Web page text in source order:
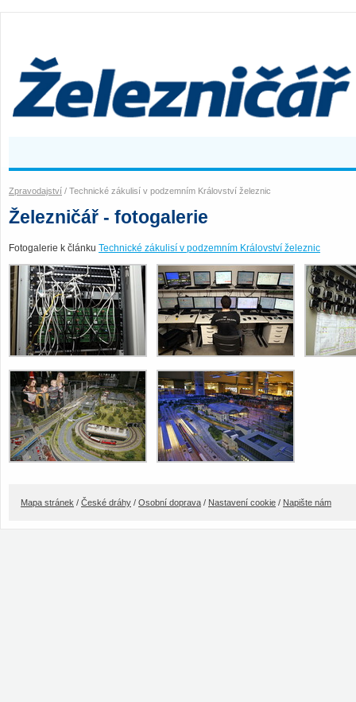
Zpravodajství / Technické zákulisí v podzemním Království železnic
Železničář - fotogalerie
Fotogalerie k článku Technické zákulisí v podzemním Království železnic
Mapa stránek / České dráhy / Osobní doprava / Nastavení cookie / Napište nám